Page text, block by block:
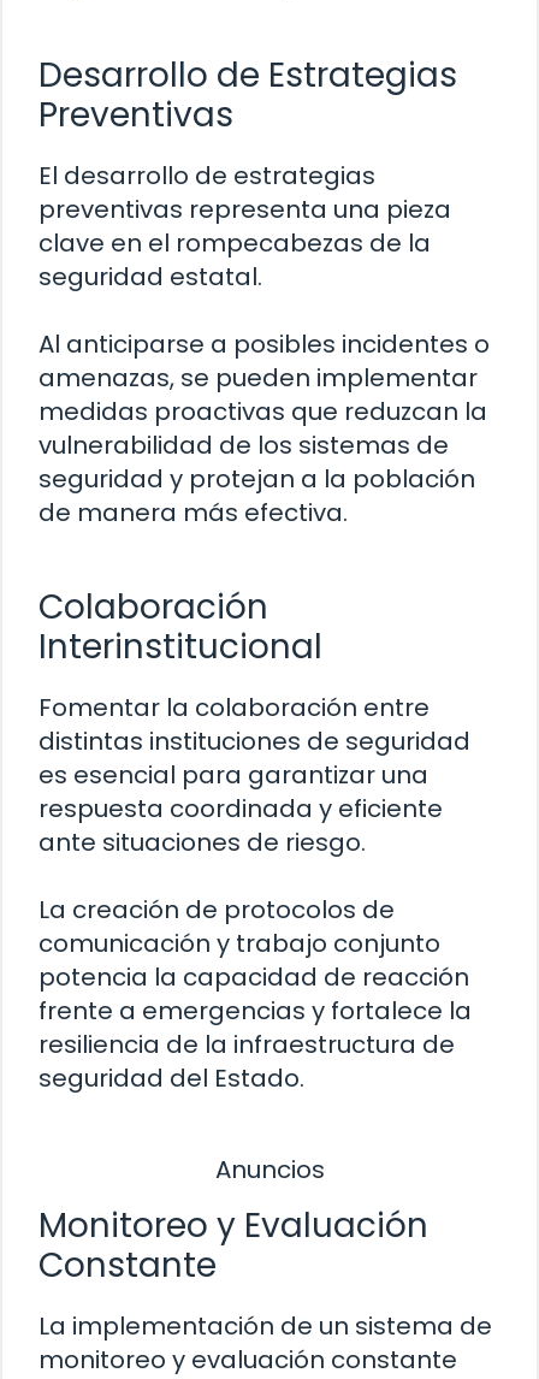
Desarrollo de Estrategias
Preventivas
El desarrollo de estrategias
preventivas representa una pieza
clave en el rompecabezas de la
seguridad estatal.
Al anticiparse a posibles incidentes o
amenazas, se pueden implementar
medidas proactivas que reduzcan la
vulnerabilidad de los sistemas de
seguridad y protejan a la población
de manera más efectiva.
Colaboración
Interinstitucional
Fomentar la colaboración entre
distintas instituciones de seguridad
es esencial para garantizar una
respuesta coordinada y eficiente
ante situaciones de riesgo.
La creación de protocolos de
comunicación y trabajo conjunto
potencia la capacidad de reacción
frente a emergencias y fortalece la
resiliencia de la infraestructura de
seguridad del Estado.
Anuncios
Monitoreo y Evaluación
Constante
La implementación de un sistema de
monitoreo y evaluación constante